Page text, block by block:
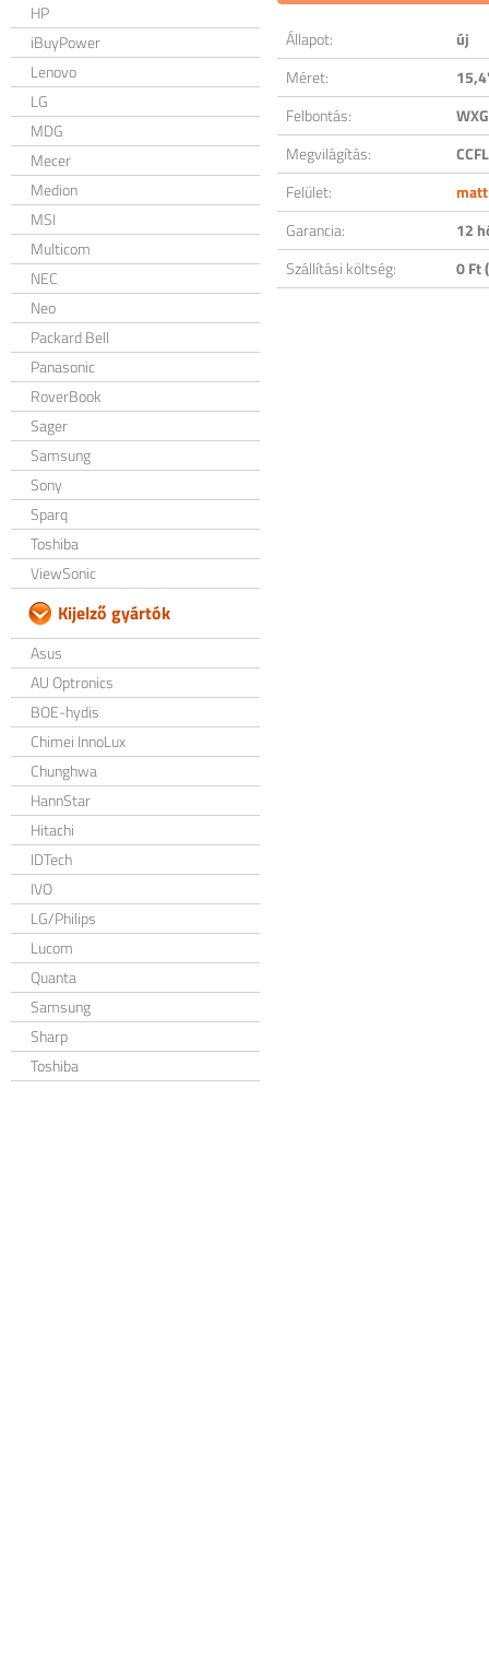
HP
iBuyPower
Lenovo
LG
MDG
Mecer
Medion
MSI
Multicom
NEC
Neo
Packard Bell
Panasonic
RoverBook
Sager
Samsung
Sony
Sparq
Toshiba
ViewSonic
Kijelző gyártók
Asus
AU Optronics
BOE-hydis
Chimei InnoLux
Chunghwa
HannStar
Hitachi
IDTech
IVO
LG/Philips
Lucom
Quanta
Samsung
Sharp
Toshiba
Állapot:
új
Méret:
Felbontás:
Megvilágítás:
CCFL
Felület:
matt
Garancia:
12
Szállítási költség:
0 Ft